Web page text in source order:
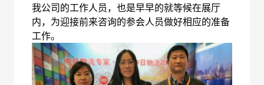
我公司的工作人员，也是早早的就等候在展厅
内，为迎接前来咨询的参会人员做好相应的准备
工作。